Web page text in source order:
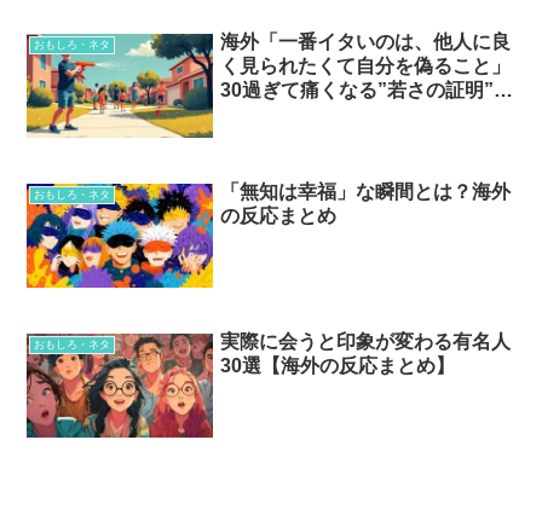
おもしろ・ネタ
海外「一番イタいのは、他人に良
く見られたくて自分を偽ること」
30過ぎて痛くなる”若さの証明”と
おもしろ・ネタ
「無知は幸福」な瞬間とは？海外
の反応まとめ
おもしろ・ネタ
実際に会うと印象が変わる有名人
30選【海外の反応まとめ】